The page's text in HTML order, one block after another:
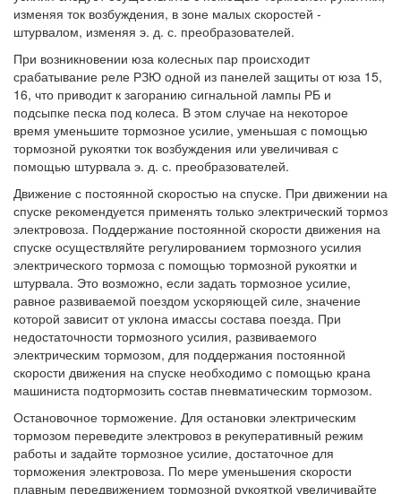
изменяя ток возбуждения, в зоне малых скоростей -
штурвалом, изменяя э. д. с. преобразователей.
При возникновении юза колесных пар происходит
срабатывание реле РЗЮ одной из панелей защиты от юза 15,
16, что приводит к загоранию сигнальной лампы РБ и
подсыпке песка под колеса. В этом случае на некоторое
время уменьшите тормозное усилие, уменьшая с помощью
тормозной рукоятки ток возбуждения или увеличивая с
помощью штурвала э. д. с. преобразователей.
Движение с постоянной скоростью на спуске. При движении на
спуске рекомендуется применять только электрический тормоз
электровоза. Поддержание постоянной скорости движения на
спуске осуществляйте регулированием тормозного усилия
электрического тормоза с помощью тормозной рукоятки и
штурвала. Это возможно, если задать тормозное усилие,
равное развиваемой поездом ускоряющей силе, значение
которой зависит от уклона имассы состава поезда. При
недостаточности тормозного усилия, развиваемого
электрическим тормозом, для поддержания постоянной
скорости движения на спуске необходимо с помощью крана
машиниста подтормозить состав пневматическим тормозом.
Остановочное торможение. Для остановки электрическим
тормозом переведите электровоз в рекуперативный режим
работы и задайте тормозное усилие, достаточное для
торможения электровоза. По мере уменьшения скорости
плавным передвижением тормозной рукояткой увеличивайте